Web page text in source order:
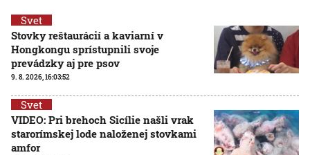
Svet
Stovky reštaurácií a kaviarní v
Hongkongu sprístupnili svoje
prevádzky aj pre psov
9. 8. 2026, 16:03:52
Svet
VIDEO: Pri brehoch Sicílie našli vrak
starorímskej lode naloženej stovkami
amfor